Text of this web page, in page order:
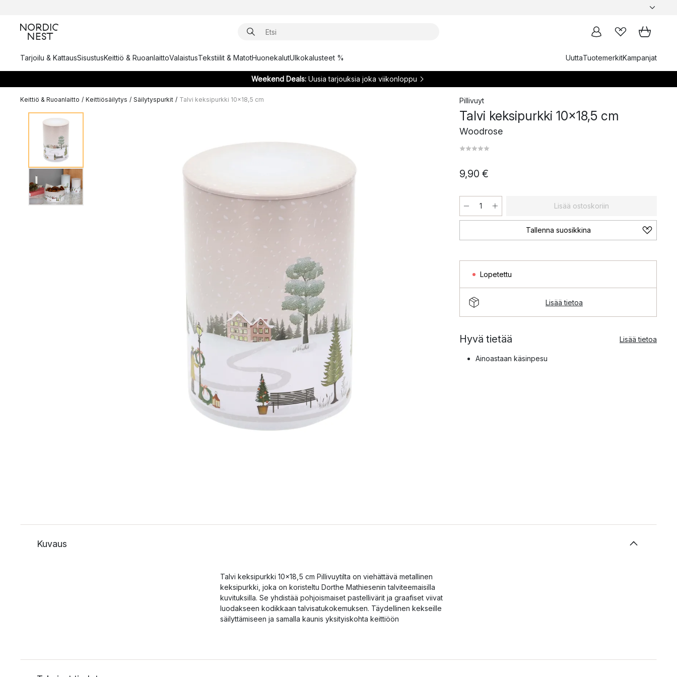
Tarjoilu & KattausSisustusKeittiö & RuoanlaittoValaistusTekstiilit & MatotHuonekalutUlkokalusteet % UuttaTuotemerkitKampanjat
Weekend Deals:Uusia tarjouksia joka viikonloppu
Keittiö & Ruoanlaitto / Keittiösäilytys / Säilytyspurkit / Talvi keksipurkki 10x18,5 cm Pillivuyt
Talvi keksipurkki 10x18,5 cm
Woodrose
9,90 €
Lisää ostoskoriin
Tallenna suosikkina
Lopetettu
Lisää tietoa
Hyvä tietää Lisää tietoa
Ainoastaan käsinpesu
Kuvaus
Talvi keksipurkki 10x18,5 cm Pillivuytilta on viehättävä metallinen
keksipurkki, joka on koristeltu Dorthe Mathiesenin talviteemaisilla
kuvituksilla. Se yhdistää pohjoismaiset pastellivärit ja graafiset viivat
luodakseen kodikkaan talvisatukokemuksen. Täydellinen kekseille
säilyttämiseen ja samalla kaunis yksityiskohta keittiöön